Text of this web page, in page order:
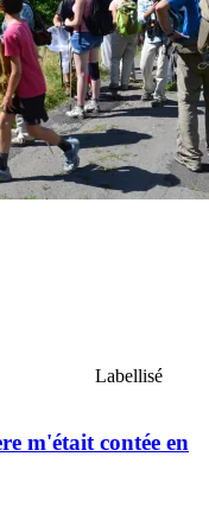
Labellisé
m'était contée en